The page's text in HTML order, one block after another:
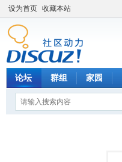
设为首页 收藏本站
论坛 群组 家园